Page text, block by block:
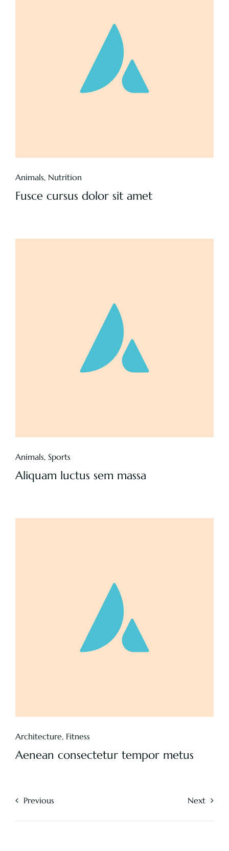
Animals, Nutrition
Fusce cursus dolor sit amet
Animals, Sports
Aliquam luctus sem massa
Architecture, Fitness
Aenean consectetur tempor metus
Previous Next